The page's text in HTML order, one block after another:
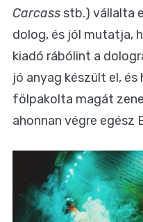
Carcass stb.) vállalta
dolog, és jól mutatja,
kiadó rábólint a
jó anyag készült el, és
fölpakolta magát
ahonnan végre egész